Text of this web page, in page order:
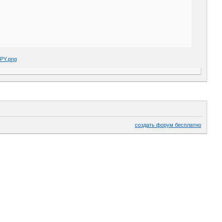
создать форум бесплатно